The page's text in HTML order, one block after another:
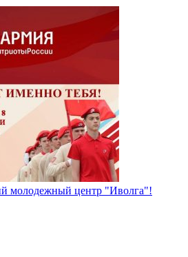
молодежный центр "Иволга"!